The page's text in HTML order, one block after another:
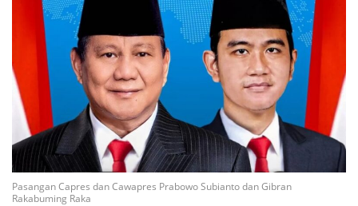
Pasangan Capres dan Cawapres Prabowo Subianto dan Gibran
Rakabuming Raka